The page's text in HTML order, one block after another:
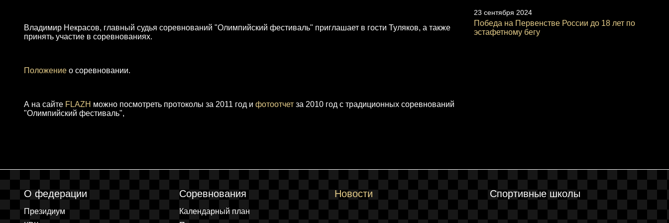
Владимир Некрасов, главный судья соревнований "Олимпийский фестиваль" приглашает в гости Туляков, а также
принять участие в соревнованиях.
Положение о соревновании.
А на сайте FLAZH можно посмотреть протоколы за 2011 год и фотоотчет за 2010 год с традиционных соревнований
"Олимпийский фестиваль",
23 сентября 2024
Победа на Первенстве России до 18 лет по
эстафетному бегу
О федерации
Президиум
Соревнования
Календарный план
Новости Спортивные школы